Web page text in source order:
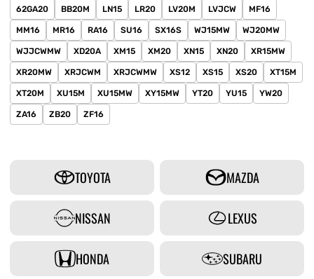
62GA20 BB20M LN15 LR20 LV20M LVJCW MF16
MM16 MR16 RA16 SU16 SX16S WJ15MW WJ20MW
WJJCWMW XD20A XM15 XM20 XN15 XN20 XR15MW
XR20MW XRJCWM XRJCWMW XS12 XS15 XS20 XT15M
XT20M XU15M XU15MW XY15MW YT20 YU15 YW20
ZA16 ZB20 ZF16
TOYOTA MAZDA
NISSAN LEXUS
HONDA SUBARU